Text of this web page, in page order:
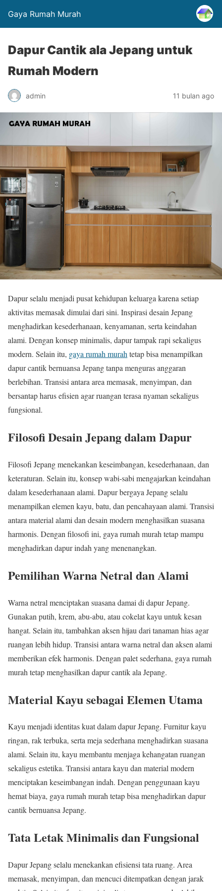
Gaya Rumah Murah
Dapur Cantik ala Jepang untuk
Rumah Modern
admin 11 bulan ago
Dapur selalu menjadi pusat kehidupan keluarga karena setiap
aktivitas memasak dimulai dari sini. Inspirasi desain Jepang
menghadirkan kesederhanaan, kenyamanan, serta keindahan
alami. Dengan konsep minimalis, dapur tampak rapi sekaligus
modern. Selain itu, gaya rumah murah tetap bisa menampilkan
dapur cantik bernuansa Jepang tanpa menguras anggaran
berlebihan. Transisi antara area memasak, menyimpan, dan
bersantap harus efisien agar ruangan terasa nyaman sekaligus
fungsional.
Filosofi Desain Jepang dalam Dapur
Filosofi Jepang menekankan keseimbangan, kesederhanaan, dan
keteraturan. Selain itu, konsep wabi-sabi mengajarkan keindahan
dalam kesederhanaan alami. Dapur bergaya Jepang selalu
menampilkan elemen kayu, batu, dan pencahayaan alami. Transisi
antara material alami dan desain modern menghasilkan suasana
harmonis. Dengan filosofi ini, gaya rumah murah tetap mampu
menghadirkan dapur indah yang menenangkan.
Pemilihan Warna Netral dan Alami
Warna netral menciptakan suasana damai di dapur Jepang.
Gunakan putih, krem, abu-abu, atau cokelat kayu untuk kesan
hangat. Selain itu, tambahkan aksen hijau dari tanaman hias agar
ruangan lebih hidup. Transisi antara warna netral dan aksen alami
memberikan efek harmonis. Dengan palet sederhana, gaya rumah
murah tetap menghasilkan dapur cantik ala Jepang.
Material Kayu sebagai Elemen Utama
Kayu menjadi identitas kuat dalam dapur Jepang. Furnitur kayu
ringan, rak terbuka, serta meja sederhana menghadirkan suasana
alami. Selain itu, kayu membantu menjaga kehangatan ruangan
sekaligus estetika. Transisi antara kayu dan material modern
menciptakan keseimbangan indah. Dengan penggunaan kayu
hemat biaya, gaya rumah murah tetap bisa menghadirkan dapur
cantik bernuansa Jepang.
Tata Letak Minimalis dan Fungsional
Dapur Jepang selalu menekankan efisiensi tata ruang. Area
memasak, menyimpan, dan mencuci ditempatkan dengan jarak